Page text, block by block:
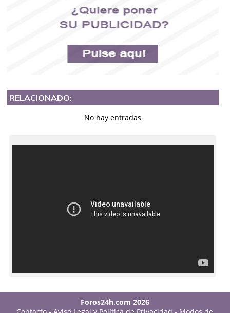
RELACIONADO:
No hay entradas
Foros24h.com 2026